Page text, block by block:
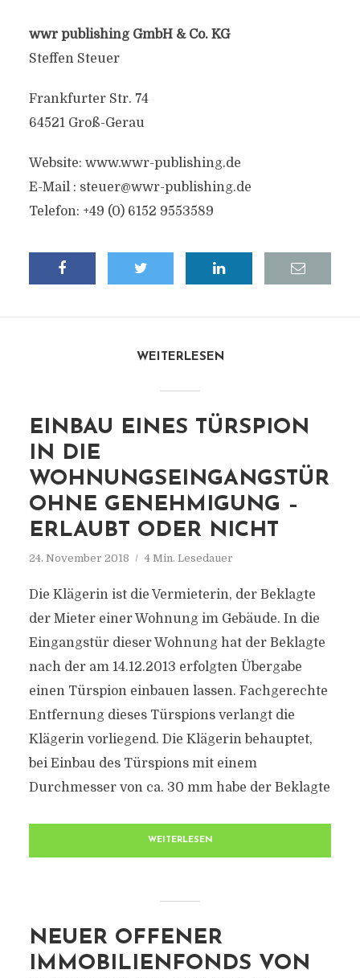
wwr publishing GmbH & Co. KG
Steffen Steuer
Frankfurter Str. 74
64521 Groß-Gerau
Website: www.wwr-publishing.de
E-Mail : steuer@wwr-publishing.de
Telefon: +49 (0) 6152 9553589
WEITERLESEN
EINBAU EINES TÜRSPION
IN DIE
WOHNUNGSEINGANGSTÜR
OHNE GENEHMIGUNG –
ERLAUBT ODER NICHT
24. November 2018 4 Min. Lesedauer
Die Klägerin ist die Vermieterin, der Beklagte
der Mieter einer Wohnung im Gebäude. In die
Eingangstür dieser Wohnung hat der Beklagte
nach der am 14.12.2013 erfolgten Übergabe
einen Türspion einbauen lassen. Fachgerechte
Entfernung dieses Türspions verlangt die
Klägerin vorliegend. Die Klägerin behauptet,
bei Einbau des Türspions mit einem
Durchmesser von ca. 30 mm habe der Beklagte
WEITERLESEN
NEUER OFFENER
IMMOBILIENFONDS VON